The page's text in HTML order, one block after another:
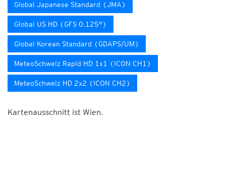
Global Japanese Standard (JMA)
Global US HD (GFS 0.125°)
Global Korean Standard (GDAPS/UM)
MeteoSchweiz Rapid HD 1x1 (ICON CH1)
MeteoSchweiz HD 2x2 (ICON CH2)
Kartenausschnitt ist Wien.